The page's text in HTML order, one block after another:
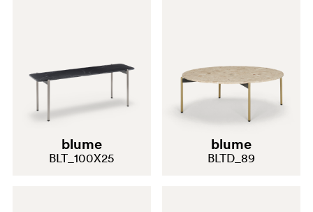
blume
BLT_100X25
blume
BLTD_89